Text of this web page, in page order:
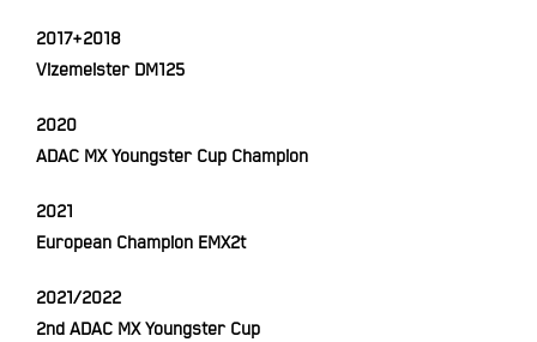
2017+2018
Vizemeister DM125
2020
ADAC MX Youngster Cup Champion
2021
European Champion EMX2t
2021/2022
2nd ADAC MX Youngster Cup